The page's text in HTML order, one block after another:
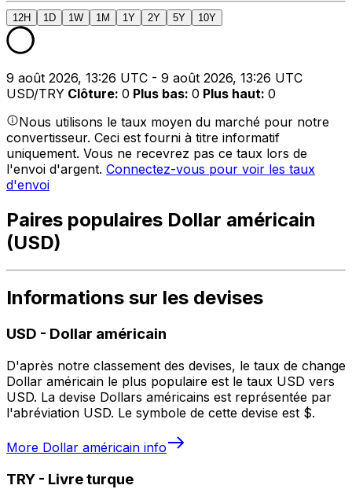
12H 1D 1W 1M 1Y 2Y 5Y 10Y
9 août 2026, 13:26 UTC - 9 août 2026, 13:26 UTC
USD/TRY Clôture: 0 Plus bas: 0 Plus haut: 0
Nous utilisons le taux moyen du marché pour notre
convertisseur. Ceci est fourni à titre informatif
uniquement. Vous ne recevrez pas ce taux lors de
l'envoi d'argent. Connectez-vous pour voir les taux
d'envoi
Paires populaires Dollar américain
(USD)
Informations sur les devises
USD - Dollar américain
D'après notre classement des devises, le taux de change
Dollar américain le plus populaire est le taux USD vers
USD. La devise Dollars américains est représentée par
l'abréviation USD. Le symbole de cette devise est $.
More Dollar américain info
TRY - Livre turque